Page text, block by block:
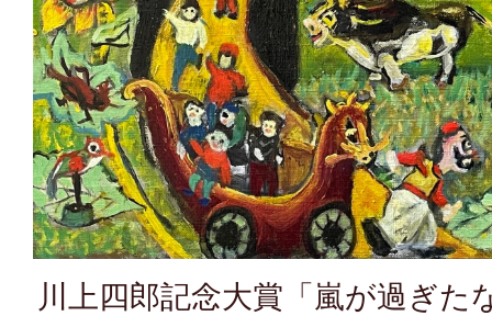
川上四郎記念大賞「嵐が過ぎた